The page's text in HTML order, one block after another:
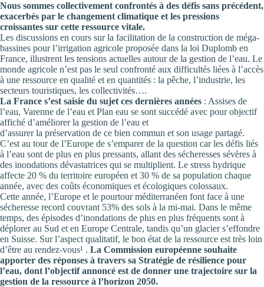
Nous sommes collectivement confrontés à des défis sans précédent,
exacerbés par le changement climatique et les pressions
croissantes sur cette ressource vitale.
Les discussions en cours sur la facilitation de la construction de méga-
bassines pour l’irrigation agricole proposée dans la loi Duplomb en
France, illustrent les tensions actuelles autour de la gestion de l’eau. Le
monde agricole n’est pas le seul confronté aux difficultés liées à l’accès
à une ressource en qualité et en quantités : la pêche, l’industrie, les
secteurs touristiques, les collectivités….
La France s’est saisie du sujet ces dernières années : Assises de
l’eau, Varenne de l’eau et Plan eau se sont succédé avec pour objectif
affiché d’améliorer la gestion de l’eau et
d’assurer la préservation de ce bien commun et son usage partagé.
C’est au tour de l’Europe de s’emparer de la question car les défis liés
à l’eau sont de plus en plus pressants, allant des sécheresses sévères à
des inondations dévastatrices qui se multiplient. Le stress hydrique
affecte 20 % du territoire européen et 30 % de sa population chaque
année, avec des coûts économiques et écologiques colossaux.
Cette année, l’Europe et le pourtour méditerranéen font face à une
sécheresse record couvrant 53% des sols à la mi-mai. Dans le même
temps, des épisodes d’inondations de plus en plus fréquents sont à
déplorer au Sud et en Europe Centrale, tandis qu’un glacier s’effondre
en Suisse. Sur l’aspect qualitatif, le bon état de la ressource est très loin
d’être au rendez-vous¹ . La Commission européenne souhaite
apporter des réponses à travers sa Stratégie de résilience pour
l’eau, dont l’objectif annoncé est de donner une trajectoire sur la
gestion de la ressource à l’horizon 2050.